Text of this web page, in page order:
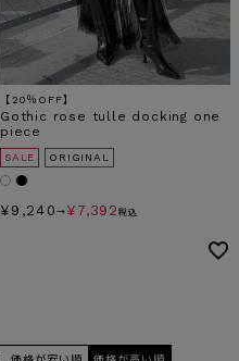
【20％OFF】
Gothic rose tulle docking one
piece
SALE ORIGINAL
¥ 9,240 → ¥ 7,392 税込